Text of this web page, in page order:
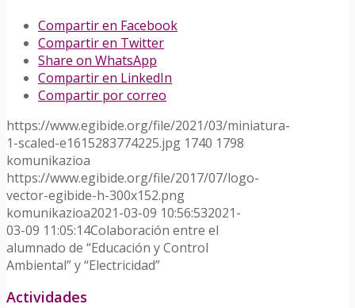
Compartir en Facebook
Compartir en Twitter
Share on WhatsApp
Compartir en LinkedIn
Compartir por correo
https://www.egibide.org/file/2021/03/miniatura-
1-scaled-e1615283774225.jpg 1740 1798
komunikazioa
https://www.egibide.org/file/2017/07/logo-
vector-egibide-h-300x152.png
komunikazioa2021-03-09 10:56:532021-
03-09 11:05:14Colaboración entre el
alumnado de “Educación y Control
Ambiental” y “Electricidad”
Actividades